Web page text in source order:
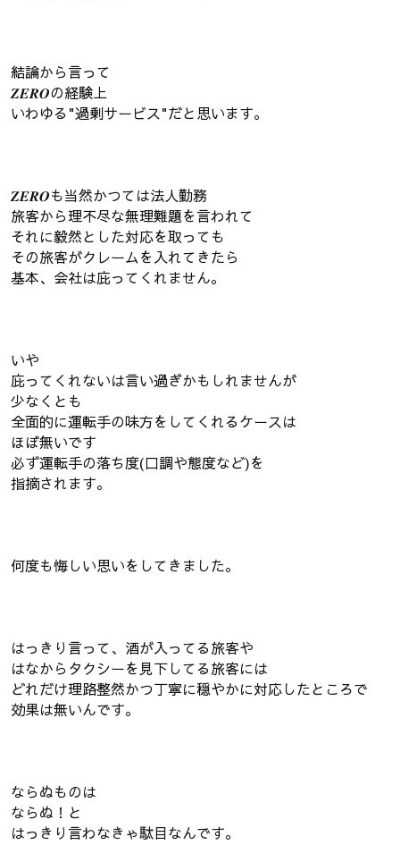
結論から言って
𝒁𝑬𝑹𝑶の経験上
いわゆる"過剰サービス"だと思います。
𝒁𝑬𝑹𝑶も当然かつては法人勤務
旅客から理不尽な無理難題を言われて
それに毅然とした対応を取っても
その旅客がクレームを入れてきたら
基本、会社は庇ってくれません。
いや
庇ってくれないは言い過ぎかもしれませんが
少なくとも
全面的に運転手の味方をしてくれるケースは
ほぼ無いです
必ず運転手の落ち度(口調や態度など)を
指摘されます。
何度も悔しい思いをしてきました。
はっきり言って、酒が入ってる旅客や
はなからタクシーを見下してる旅客には
どれだけ理路整然かつ丁寧に穏やかに対応したところで
効果は無いんです。
ならぬものは
ならぬ！と
はっきり言わなきゃ駄目なんです。